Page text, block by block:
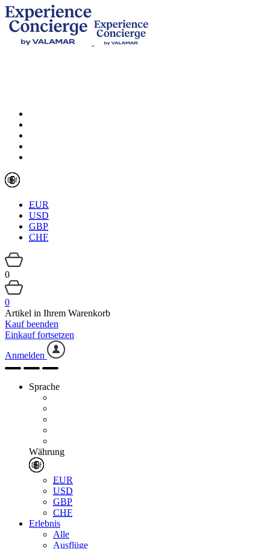
EUR
USD
GBP
CHF
0
0
Artikel in Ihrem Warenkorb
Kauf beenden
Einkauf fortsetzen
Anmelden
Sprache
Währung
EUR
USD
GBP
CHF
Erlebnis
Alle
Ausflüge